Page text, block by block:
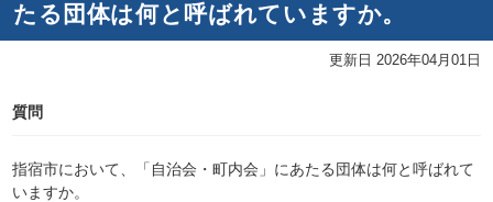
たる団体は何と呼ばれていますか。
更新日 2026年04月01日
質問
指宿市において、「自治会・町内会」にあたる団体は何と呼ばれて
いますか。